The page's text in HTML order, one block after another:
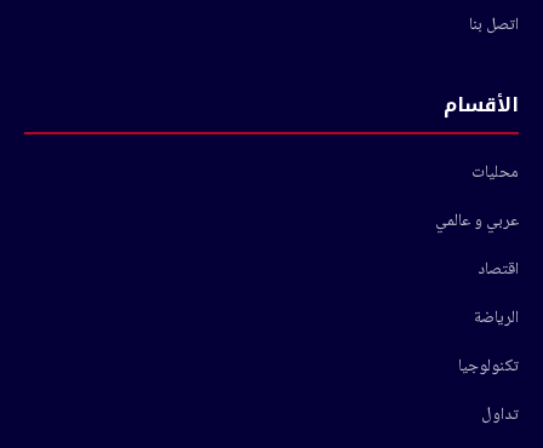
اتصل بنا
الأقسام
محليات
عربي و عالمي
اقتصاد
الرياضة
تكنولوجيا
تداول